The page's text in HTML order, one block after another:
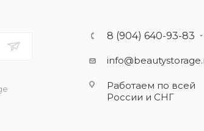
8 (904) 640-93-83
Работаем по всей
России и СНГ